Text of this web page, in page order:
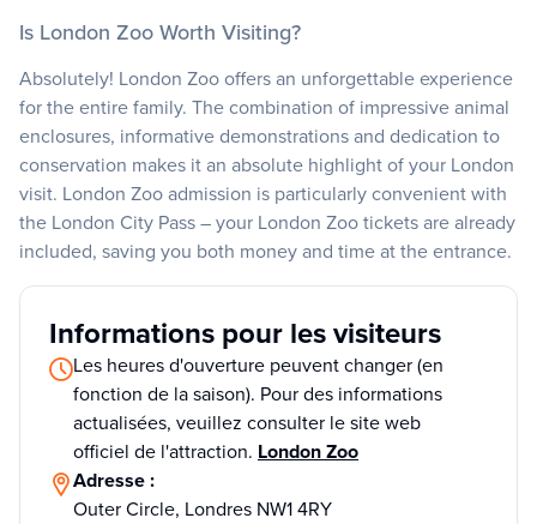
Is London Zoo Worth Visiting?
Absolutely! London Zoo offers an unforgettable experience
for the entire family. The combination of impressive animal
enclosures, informative demonstrations and dedication to
conservation makes it an absolute highlight of your London
visit. London Zoo admission is particularly convenient with
the London City Pass – your London Zoo tickets are already
included, saving you both money and time at the entrance.
Informations pour les visiteurs
Les heures d'ouverture peuvent changer (en
fonction de la saison). Pour des informations
actualisées, veuillez consulter le site web
officiel de l'attraction. London Zoo
Adresse :
Outer Circle, Londres NW1 4RY